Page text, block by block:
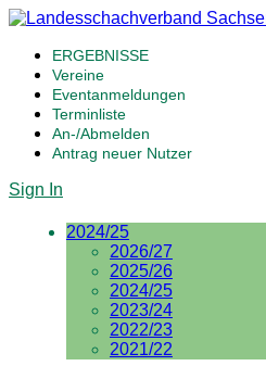
ERGEBNISSE
Vereine
Eventanmeldungen
Terminliste
An-/Abmelden
Antrag neuer Nutzer
Sign In
2024/25
2026/27
2025/26
2024/25
2023/24
2022/23
2021/22